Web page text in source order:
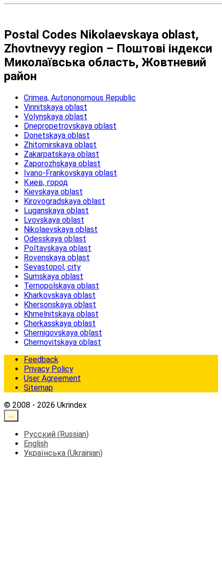
Postal Codes Nikolaevskaya oblast,
Zhovtnevyy region – Поштові індекси
Миколаївська область, Жовтневий
район
Crimea, Autononomous Republic
Vinnitskaya oblast
Volynskaya oblast
Dnepropetrovskaya oblast
Donetskaya oblast
Zhitomirskaya oblast
Zakarpatskaya oblast
Zaporozhskaya oblast
Ivano-Frankovskaya oblast
Киев, город
Kievskaya oblast
Kirovogradskaya oblast
Luganskaya oblast
Lvovskaya oblast
Nikolaevskaya oblast
Odesskaya oblast
Poltavskaya oblast
Rovenskaya oblast
Sevastopol, city
Sumskaya oblast
Ternopolskaya oblast
Kharkovskaya oblast
Khersonskaya oblast
Khmelnitskaya oblast
Cherkasskaya oblast
Chernigovskaya oblast
Chernovitskaya oblast
Feedback
Privacy Policy
User Agreement
Sitemap
© 2008 - 2026 Ukrindex
Русский (Russian)
English
Українська (Ukrainian)